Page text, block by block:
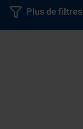
Plus de filtres